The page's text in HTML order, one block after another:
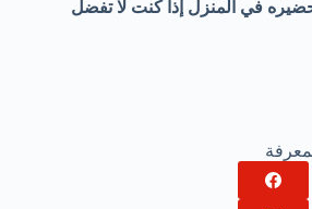
في المنزل إذا كنت لا تفضل